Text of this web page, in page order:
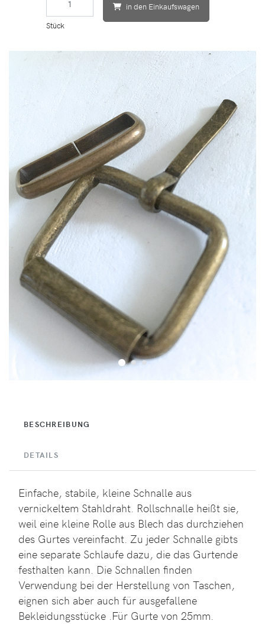
Stück
in den Einkaufswagen
BESCHREIBUNG
DETAILS
Einfache, stabile, kleine Schnalle aus
vernickeltem Stahldraht. Rollschnalle heißt sie,
weil eine kleine Rolle aus Blech das durchziehen
des Gurtes vereinfacht. Zu jeder Schnalle gibts
eine separate Schlaufe dazu, die das Gurtende
festhalten kann. Die Schnallen finden
Verwendung bei der Herstellung von Taschen,
eignen sich aber auch für ausgefallene
Bekleidungsstücke .Für Gurte von 25mm.